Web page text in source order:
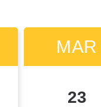
MAR
23
MAR
22